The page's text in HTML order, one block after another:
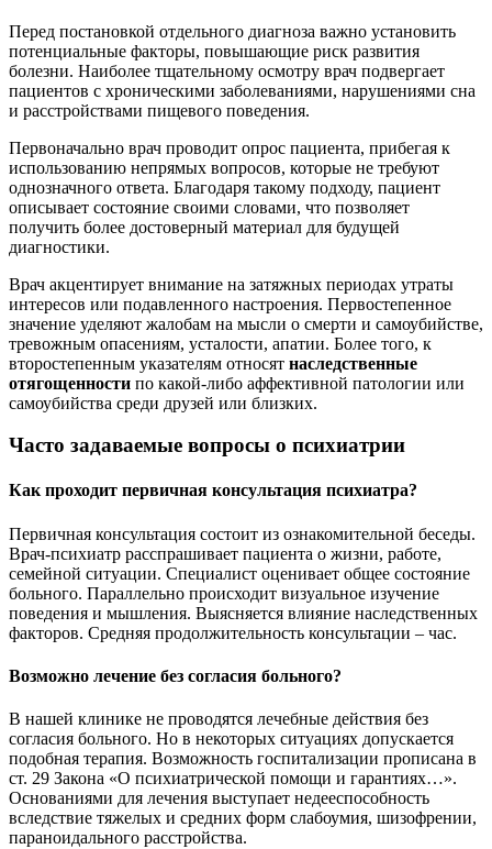
Перед постановкой отдельного диагноза важно установить
потенциальные факторы, повышающие риск развития
болезни. Наиболее тщательному осмотру врач подвергает
пациентов с хроническими заболеваниями, нарушениями сна
и расстройствами пищевого поведения.
Первоначально врач проводит опрос пациента, прибегая к
использованию непрямых вопросов, которые не требуют
однозначного ответа. Благодаря такому подходу, пациент
описывает состояние своими словами, что позволяет
получить более достоверный материал для будущей
диагностики.
Врач акцентирует внимание на затяжных периодах утраты
интересов или подавленного настроения. Первостепенное
значение уделяют жалобам на мысли о смерти и самоубийстве,
тревожным опасениям, усталости, апатии. Более того, к
второстепенным указателям относят наследственные
отягощенности по какой-либо аффективной патологии или
самоубийства среди друзей или близких.
Часто задаваемые вопросы о психиатрии
Как проходит первичная консультация психиатра?
Первичная консультация состоит из ознакомительной беседы.
Врач-психиатр расспрашивает пациента о жизни, работе,
семейной ситуации. Специалист оценивает общее состояние
больного. Параллельно происходит визуальное изучение
поведения и мышления. Выясняется влияние наследственных
факторов. Средняя продолжительность консультации – час.
Возможно лечение без согласия больного?
В нашей клинике не проводятся лечебные действия без
согласия больного. Но в некоторых ситуациях допускается
подобная терапия. Возможность госпитализации прописана в
ст. 29 Закона «О психиатрической помощи и гарантиях…».
Основаниями для лечения выступает недееспособность
вследствие тяжелых и средних форм слабоумия, шизофрении,
параноидального расстройства.